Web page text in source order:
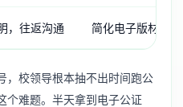
，往返沟通 简化电子版材料
，校领导根本抽不出时间跑公
个难题。半天拿到电子公证